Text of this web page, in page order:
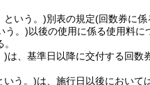
という。)別表の規定(回数券に係
う。)以後の使用に係る使用料
)は、基準日以降に交付する回数
いう。)は、施行日以後において